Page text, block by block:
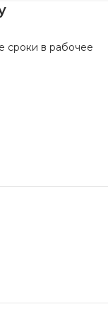
сроки в рабочее